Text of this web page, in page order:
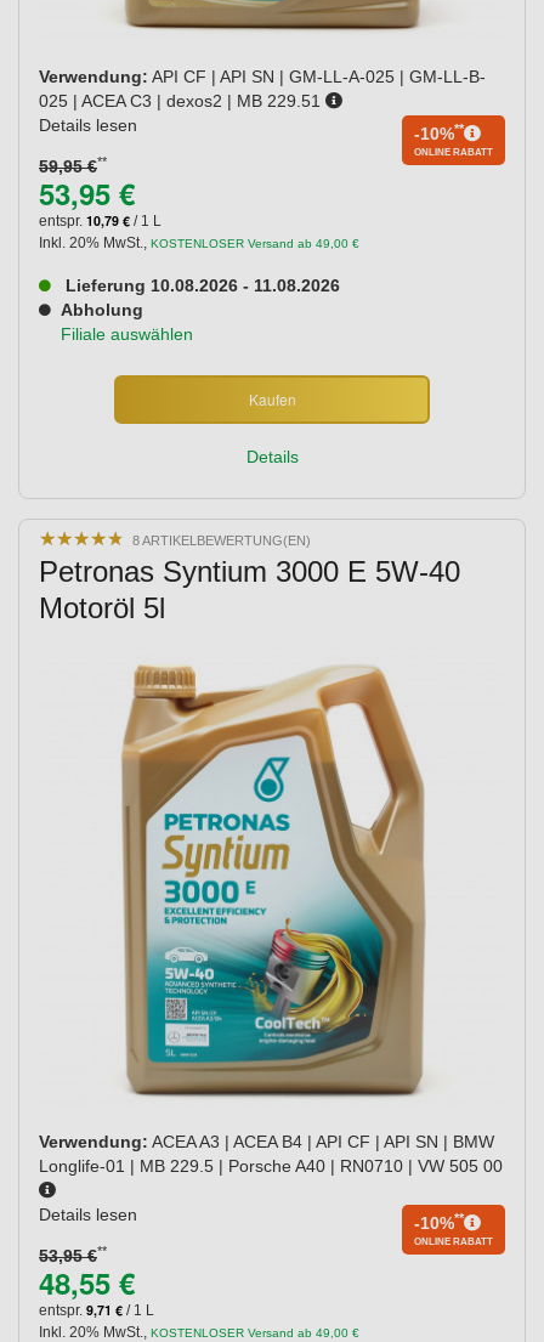
Verwendung: API CF | API SN | GM-LL-A-025 | GM-LL-B-
025 | ACEA C3 | dexos2 | MB 229.51
Details lesen
59,95 €**
-10%**
ONLINE RABATT
53,95 €
entspr. 10,79 € / 1 L
Inkl. 20% MwSt., KOSTENLOSER Versand ab 49,00 €
Lieferung 10.08.2026 - 11.08.2026
Abholung
Filiale auswählen
Kaufen
Details
★★★★★
★★★★★ 8 ARTIKELBEWERTUNG(EN)
Petronas Syntium 3000 E 5W-40
Motoröl 5l
Verwendung: ACEA A3 | ACEA B4 | API CF | API SN | BMW
Longlife-01 | MB 229.5 | Porsche A40 | RN0710 | VW 505 00
Details lesen
53,95 €**
-10%**
ONLINE RABATT
48,55 €
entspr. 9,71 € / 1 L
Inkl. 20% MwSt., KOSTENLOSER Versand ab 49,00 €